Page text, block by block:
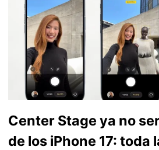
Center Stage ya no
de los iPhone 17: toda